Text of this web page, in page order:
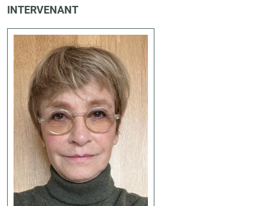
INTERVENANT